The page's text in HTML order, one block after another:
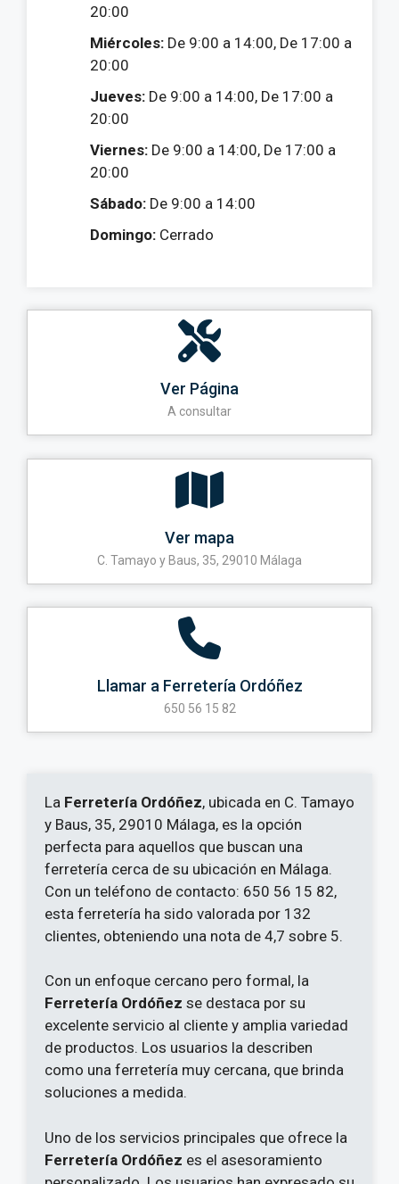
20:00
Miércoles: De 9:00 a 14:00, De 17:00 a
20:00
Jueves: De 9:00 a 14:00, De 17:00 a
20:00
Viernes: De 9:00 a 14:00, De 17:00 a
20:00
Sábado: De 9:00 a 14:00
Domingo: Cerrado
Ver Página
A consultar
Ver mapa
C. Tamayo y Baus, 35, 29010 Málaga
Llamar a Ferretería Ordóñez
650 56 15 82
La Ferretería Ordóñez, ubicada en C. Tamayo
y Baus, 35, 29010 Málaga, es la opción
perfecta para aquellos que buscan una
ferretería cerca de su ubicación en Málaga.
Con un teléfono de contacto: 650 56 15 82,
esta ferretería ha sido valorada por 132
clientes, obteniendo una nota de 4,7 sobre 5.
Con un enfoque cercano pero formal, la
Ferretería Ordóñez se destaca por su
excelente servicio al cliente y amplia variedad
de productos. Los usuarios la describen
como una ferretería muy cercana, que brinda
soluciones a medida.
Uno de los servicios principales que ofrece la
Ferretería Ordóñez es el asesoramiento